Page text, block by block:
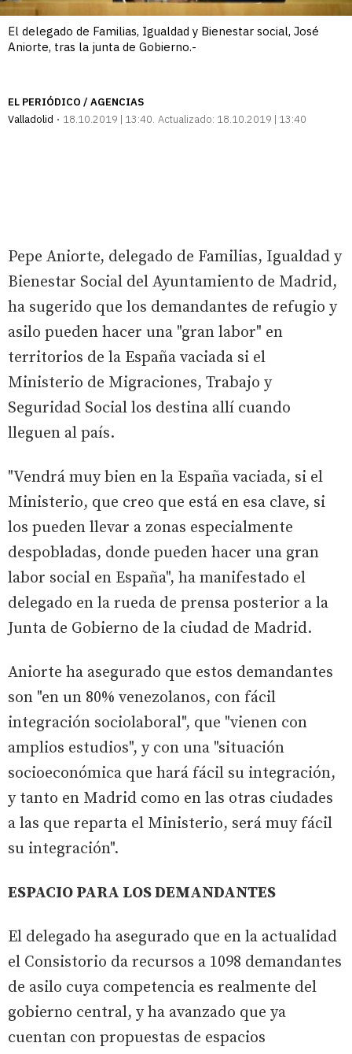
El delegado de Familias, Igualdad y Bienestar social, José
Aniorte, tras la junta de Gobierno.-
EL PERIÓDICO / AGENCIAS
Valladolid
18.10.2019 | 13:40 Actualizado: 18.10.2019 | 13:40
Pepe Aniorte, delegado de Familias, Igualdad y
Bienestar Social del Ayuntamiento de Madrid,
ha sugerido que los demandantes de refugio y
asilo pueden hacer una "gran labor" en
territorios de la España vaciada si el
Ministerio de Migraciones, Trabajo y
Seguridad Social los destina allí cuando
lleguen al país.
"Vendrá muy bien en la España vaciada, si el
Ministerio, que creo que está en esa clave, si
los pueden llevar a zonas especialmente
despobladas, donde pueden hacer una gran
labor social en España", ha manifestado el
delegado en la rueda de prensa posterior a la
Junta de Gobierno de la ciudad de Madrid.
Aniorte ha asegurado que estos demandantes
son "en un 80% venezolanos, con fácil
integración sociolaboral", que "vienen con
amplios estudios", y con una "situación
socioeconómica que hará fácil su integración,
y tanto en Madrid como en las otras ciudades
a las que reparta el Ministerio, será muy fácil
su integración".
ESPACIO PARA LOS DEMANDANTES
El delegado ha asegurado que en la actualidad
el Consistorio da recursos a 1098 demandantes
de asilo cuya competencia es realmente del
gobierno central, y ha avanzado que ya
cuentan con propuestas de espacios